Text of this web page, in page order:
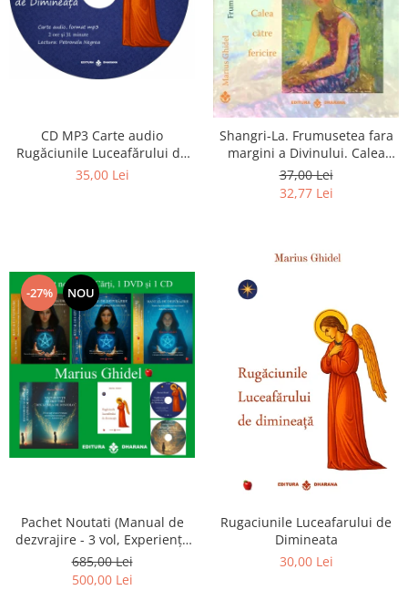
CD MP3 Carte audio
Rugăciunile Luceafărului de
dimineață
35,00 Lei
Shangri-La. Frumusetea fara
margini a Divinului. Calea
catre fericire
37,00 Lei
32,77 Lei
-27% NOU
Pachet Noutati (Manual de
dezvrajire - 3 vol, Experiențe
și amintiri, Rugăciunile
Luceafarului de dimineata) -
Marius Ghidel
685,00 Lei
500,00 Lei
Rugaciunile Luceafarului de
Dimineata
30,00 Lei